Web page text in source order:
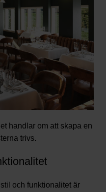
handlar om att skapa en
trivs.
och funktionalitet är